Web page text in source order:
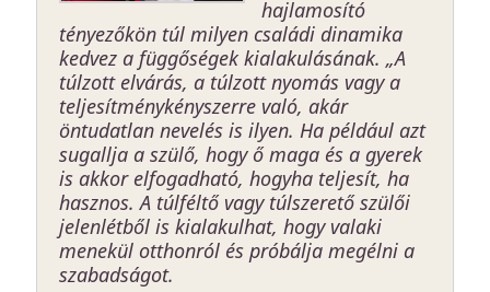
hajlamosító
tényezőkön túl milyen családi dinamika
kedvez a függőségek kialakulásának. „A
túlzott elvárás, a túlzott nyomás vagy a
teljesítménykényszerre való, akár
öntudatlan nevelés is ilyen. Ha például azt
sugallja a szülő, hogy ő maga és a gyerek
is akkor elfogadható, hogyha teljesít, ha
hasznos. A túlféltő vagy túlszerető szülői
jelenlétből is kialakulhat, hogy valaki
menekül otthonról és próbálja megélni a
szabadságot.